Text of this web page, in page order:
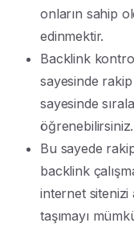
onların sahip
edinmektir.
Backlink
sayesinde
sayesinde
öğrenebilirsiniz.
Bu sayede
backlink
internet sitenizi
taşımayı